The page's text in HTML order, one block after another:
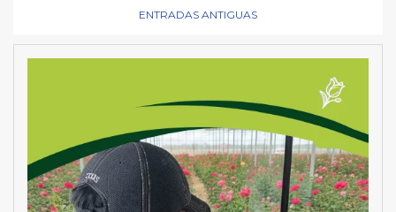
ENTRADAS ANTIGUAS